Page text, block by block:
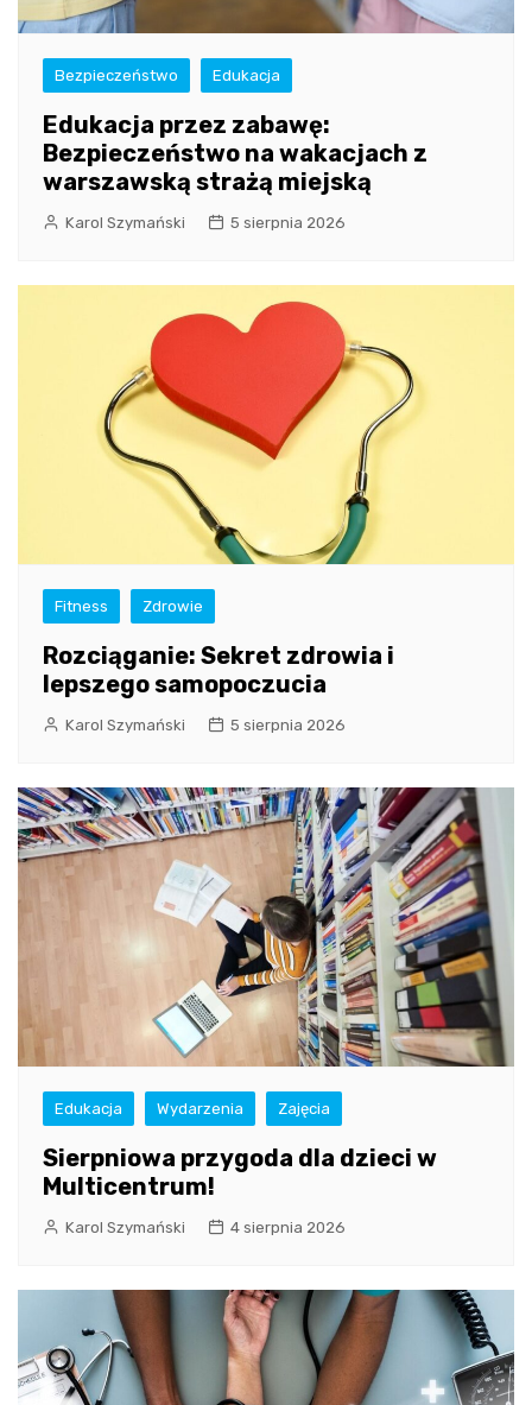
Bezpieczeństwo Edukacja
Edukacja przez zabawę:
Bezpieczeństwo na wakacjach z
warszawską strażą miejską
Karol Szymański 5 sierpnia 2026
Fitness Zdrowie
Rozciąganie: Sekret zdrowia i
lepszego samopoczucia
Karol Szymański 5 sierpnia 2026
Edukacja Wydarzenia Zajęcia
Sierpniowa przygoda dla dzieci w
Multicentrum!
Karol Szymański 4 sierpnia 2026